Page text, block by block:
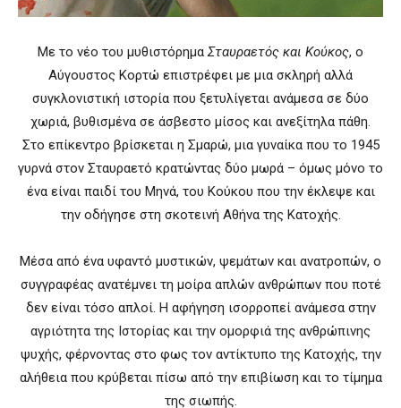
Με το νέο του μυθιστόρημαΣταυραετός και Κούκος, ο
Αύγουστος Κορτώ επιστρέφει με μια σκληρή αλλά
συγκλονιστική ιστορία που ξετυλίγεται ανάμεσα σε δύο
χωριά, βυθισμένα σε άσβεστο μίσος και ανεξίτηλα πάθη.
Στο επίκεντρο βρίσκεται η Σμαρώ, μια γυναίκα που το 1945
γυρνά στον Σταυραετό κρατώντας δύο μωρά – όμως μόνο το
ένα είναι παιδί του Μηνά, του Κούκου που την έκλεψε και
την οδήγησε στη σκοτεινή Αθήνα της Κατοχής.
Μέσα από ένα υφαντό μυστικών, ψεμάτων και ανατροπών, ο
συγγραφέας ανατέμνει τη μοίρα απλών ανθρώπων που ποτέ
δεν είναι τόσο απλοί. Η αφήγηση ισορροπεί ανάμεσα στην
αγριότητα της Ιστορίας και την ομορφιά της ανθρώπινης
ψυχής, φέρνοντας στο φως τον αντίκτυπο της Κατοχής, την
αλήθεια που κρύβεται πίσω από την επιβίωση και το τίμημα
της σιωπής.